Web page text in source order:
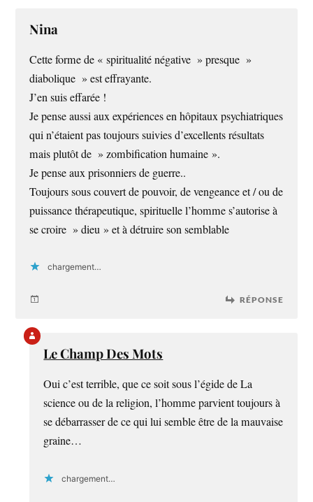
Nina
Cette forme de « spiritualité négative » presque »
diabolique » est effrayante.
J’en suis effarée !
Je pense aussi aux expériences en hôpitaux psychiatriques
qui n’étaient pas toujours suivies d’excellents résultats
mais plutôt de » zombification humaine ».
Je pense aux prisonniers de guerre..
Toujours sous couvert de pouvoir, de vengeance et / ou de
puissance thérapeutique, spirituelle l’homme s’autorise à
se croire » dieu » et à détruire son semblable
chargement…
RÉPONSE
Le Champ Des Mots
Oui c’est terrible, que ce soit sous l’égide de La
science ou de la religion, l’homme parvient toujours à
se débarrasser de ce qui lui semble être de la mauvaise
graine…
chargement…